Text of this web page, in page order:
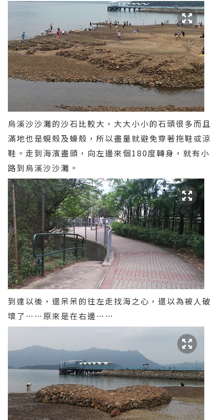
烏溪沙沙灘的沙石比較大，大大小小的石頭很多而且
滿地也是蜆殼及蠔殼，所以盡量就避免穿著拖鞋或涼
鞋。走到海濱盡頭，向左邊來個180度轉身，就有小
路到烏溪沙沙灘。
到達以後，還呆呆的往左走找海之心，還以為被人破
壞了……原來是在右邊……